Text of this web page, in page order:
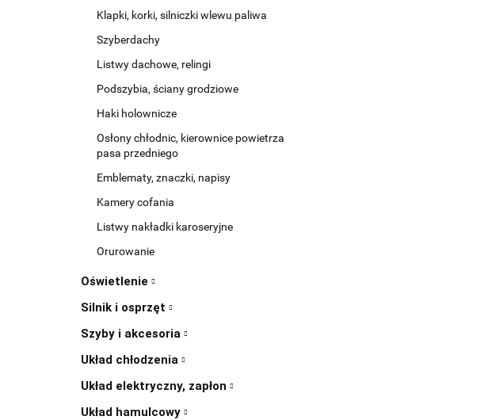
Klapki, korki, silniczki wlewu paliwa
Szyberdachy
Listwy dachowe, relingi
Podszybia, ściany grodziowe
Haki holownicze
Osłony chłodnic, kierownice powietrza
pasa przedniego
Emblematy, znaczki, napisy
Kamery cofania
Listwy nakładki karoseryjne
Orurowanie
Oświetlenie
Silnik i osprzęt
Szyby i akcesoria
Układ chłodzenia
Układ elektryczny, zapłon
Układ hamulcowy